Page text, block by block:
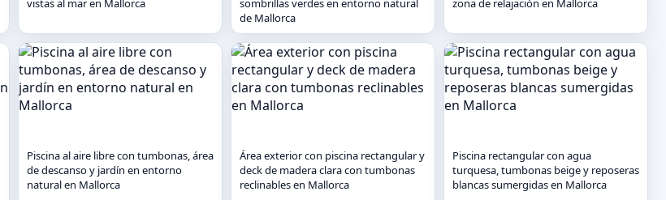
vistas al mar en Mallorca
sombrillas verdes en entorno natural
de Mallorca
zona de relajación en Mallorca
Piscina al aire libre con tumbonas, área
de descanso y jardín en entorno
natural en Mallorca
Área exterior con piscina rectangular y
deck de madera clara con tumbonas
reclinables en Mallorca
Piscina rectangular con agua
turquesa, tumbonas beige y reposeras
blancas sumergidas en Mallorca